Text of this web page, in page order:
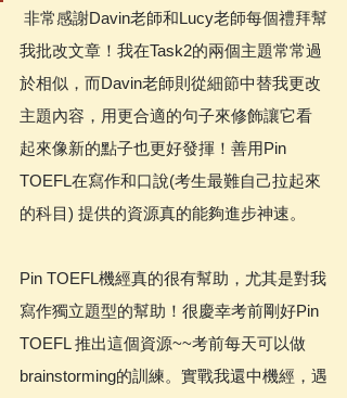
我批改文章！我在Task2的兩個主題常常過
於相似，而Davin老師則從細節中替我更改
主題內容，用更合適的句子來修飾讓它看
起來像新的點子也更好發揮！善用Pin
TOEFL在寫作和口說(考生最難自己拉起來
的科目) 提供的資源真的能夠進步神速。
Pin TOEFL機經真的很有幫助，尤其是對我
寫作獨立題型的幫助！很慶幸考前剛好Pin
TOEFL 推出這個資源~~考前每天可以做
brainstorming的訓練。實戰我還中機經，遇